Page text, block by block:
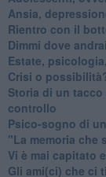
Ansia,
​Rientro con il
Dimmi dove
​Estate,
​Crisi o
​Storia di un
controllo
​Psico-sogno di
"La memoria che
​Vi è mai capitato
​Gli ami(ci) che ci